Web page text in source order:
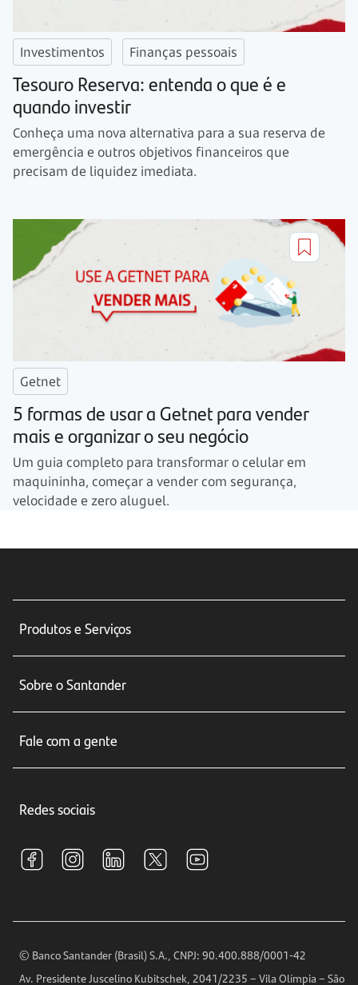
Investimentos Finanças pessoais
Tesouro Reserva: entenda o que é e
quando investir
Conheça uma nova alternativa para a sua reserva de
emergência e outros objetivos financeiros que
precisam de liquidez imediata.
Getnet
5 formas de usar a Getnet para vender
mais e organizar o seu negócio
Um guia completo para transformar o celular em
maquininha, começar a vender com segurança,
velocidade e zero aluguel.
Produtos e Serviços
Seguros
Crédito e Financiamentos
Investimentos
Sobre o Santander
Relações com Investidores
Fale com a gente
Central de Renegociação
S.A.C
Encontre nossas agências
Horários de Atendimento
Redes sociais
© Banco Santander (Brasil) S.A., CNPJ: 90.400.888/0001-42
Av. Presidente Juscelino Kubitschek, 2041/2235 – Vila Olímpia – São